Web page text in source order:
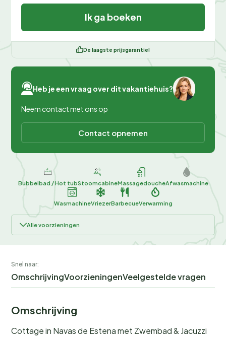
Ik ga boeken
De laagste prijsgarantie!
Heb je een vraag over dit vakantiehuis?
Neem contact met ons op
Contact opnemen
Bubbelbad / Hot tubStoomcabineMassagedoucheAfwasmachine
WasmachineVriezerBarbecueVerwarming
Alle voorzieningen
Snel naar:
OmschrijvingVoorzieningenVeelgestelde vragen
Omschrijving
Cottage in Navas de Estena met Zwembad & Jacuzzi